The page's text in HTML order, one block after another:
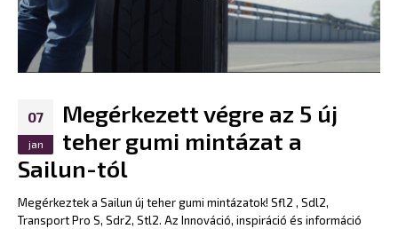
07
jan
Megérkezett végre az 5 új
teher gumi mintázat a
Sailun-tól
Megérkeztek a Sailun új teher gumi mintázatok! Sfl2 , Sdl2,
Transport Pro S, Sdr2, Stl2. Az Innováció, inspiráció és információ